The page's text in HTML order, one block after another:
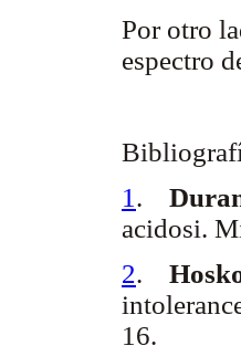
Por otro
espectro
1 .
acidosi.
2.
16.